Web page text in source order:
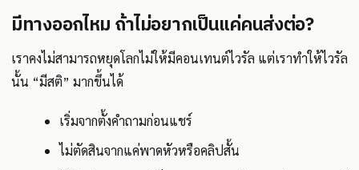
มีทางออกไหม ถ้าไม่อยากเป็นแค่คนส่งต่อ?
เราคงไม่สามารถหยุดโลกไม่ให้มีคอนเทนต์ไวรัล แต่เราทำให้ไวรัล
นั้น “มีสติ” มากขึ้นได้
เริ่มจากตั้งคำถามก่อนแชร์
ไม่ตัดสินจากแค่พาดหัวหรือคลิปสั้น